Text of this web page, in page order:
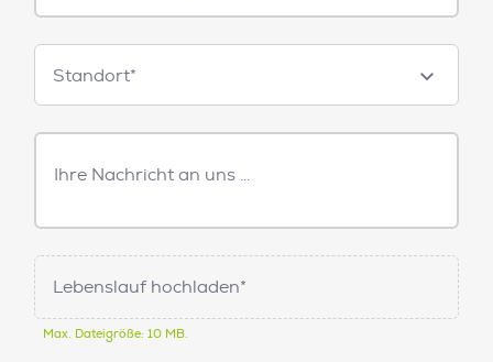
Standorte
Standort*
Freitext
Nachricht
Lebenslauf hochladen*
Max. Dateigröße: 10 MB.